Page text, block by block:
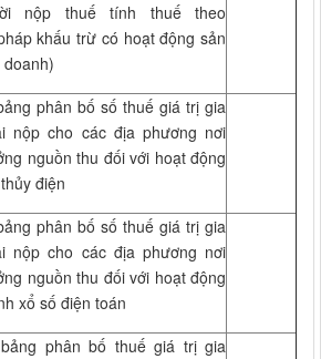
nộp thuế tính thuế theo
khấu trừ có hoạt động sản
phân bố số thuế giá trị gia
nộp cho các địa phương nơi
nguồn thu đối với hoạt động
điện
phân bố số thuế giá trị gia
nộp cho các địa phương nơi
nguồn thu đối với hoạt động
xổ số điện toán
phân bố thuế giá trị gia